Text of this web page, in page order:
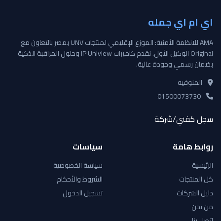
اي ام اي جمله
AMA للانظمة الأمنية: الموزع الإقليمي لمنتجات UNV بمصر بالتعاون مع
Original الوكيل الأول. نقدم كاميرات IP Uniview وحلول المراقبة الذكية
بضمان رسمي وجودة عالية.
المنوفيه
سجل كفني/شركة
روابط هامة
الرئيسية
كل المنتجات
دليل الشركات
من نحن
سياسات
سياسة الخصوصية
الشروط والأحكام
تسجيل الدخول